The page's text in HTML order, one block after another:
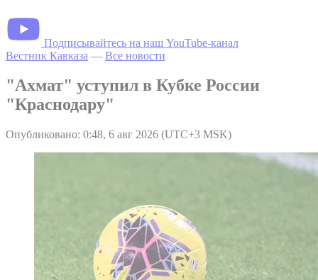
Подписывайтесь на наш YouTube-канал
Вестник Кавказа — Все новости
"Ахмат" уступил в Кубке России
"Краснодару"
Опубликовано: 0:48, 6 авг 2026 (UTC+3 MSK)